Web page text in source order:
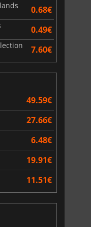
0.68€
0.49€
7.60€
49.59€
27.66€
6.48€
19.91€
11.51€